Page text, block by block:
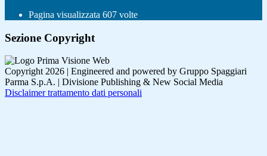
Pagina visualizzata 607 volte
Sezione Copyright
Copyright 2026 | Engineered and powered by Gruppo Spaggiari
Parma S.p.A. | Divisione Publishing & New Social Media
Disclaimer trattamento dati personali